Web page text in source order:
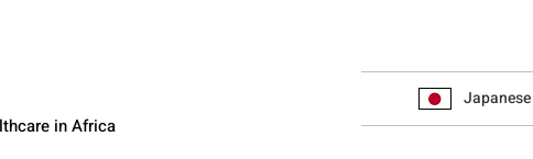
in Africa
Japanese